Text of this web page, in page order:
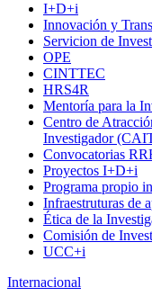
I+D+i
Innovación y
Servicion de
OPE
CINTTEC
HRS4R
Mentoría para la
Centro de
Investigador
Convocatorias
Proyectos I+D+i
Programa propio
Infraestruturas de
Ética de la
Comisión de
UCC+i
Internacional